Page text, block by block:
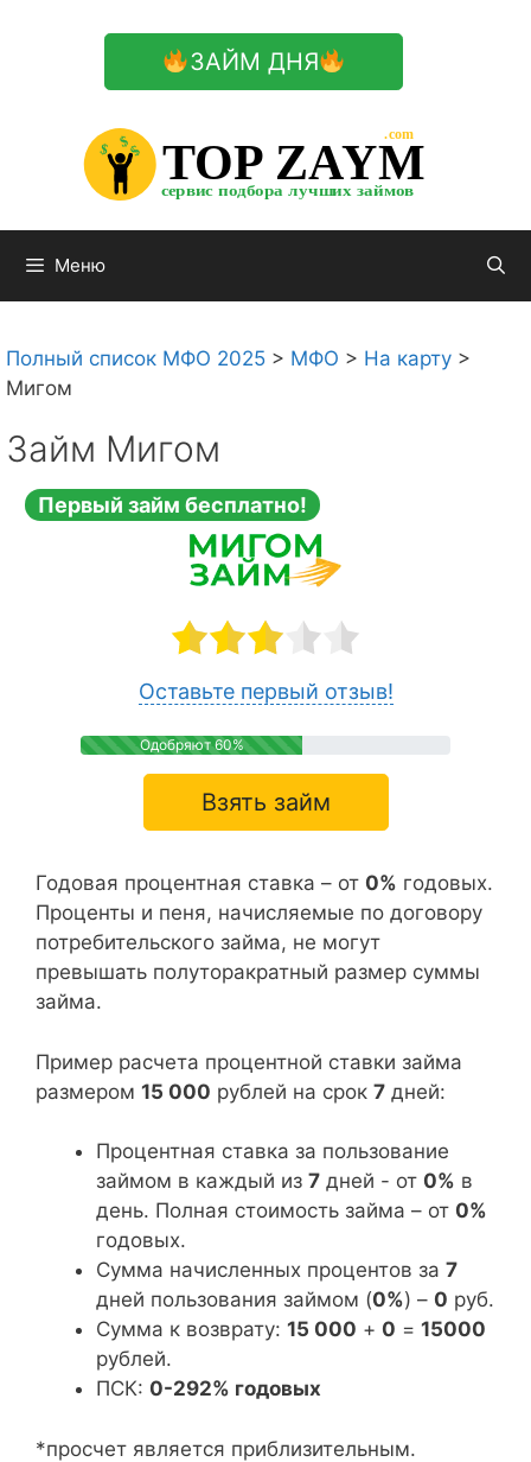
ЗАЙМ ДНЯ
TOP ZAYM
сервис подбора лучших займов
.com
$
$
$
Меню
Полный список МФО 2025 > МФО > На карту >
Мигом
Займ Мигом
Первый займ бесплатно!
Оставьте первый отзыв!
Одобряют 60%
Взять займ
Годовая процентная ставка – от 0% годовых.
Проценты и пеня, начисляемые по договору
потребительского займа, не могут
превышать полуторакратный размер суммы
займа.
Пример расчета процентной ставки займа
размером 15 000 рублей на срок 7 дней:
Процентная ставка за пользование
займом в каждый из 7 дней - от 0% в
день. Полная стоимость займа – от 0%
годовых.
Сумма начисленных процентов за 7
дней пользования займом (0%) – 0 руб.
Сумма к возврату: 15 000 + 0 = 15000
рублей.
ПСК: 0-292% годовых
*просчет является приблизительным.